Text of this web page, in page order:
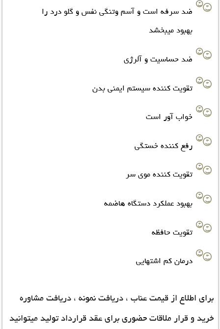
ضد سرفه است و آسم وتنگی نفس و گلو درد را
بهبود میبخشد
ضد حساسیت و آلرژی
تقویت کننده سیستم ایمنی بدن
خواب آور است
رفع کننده خستگی
تقویت کننده موی سر
بهبود عملکرد دستگاه هاضمه
تقویت حافظه
درمان کم اشتهایی
برای اطلاع از قیمت عناب ، دریافت نمونه ، دریافت مشاوره
خرید و قرار ملاقات حضوری برای عقد قرارداد تولید میتوانید